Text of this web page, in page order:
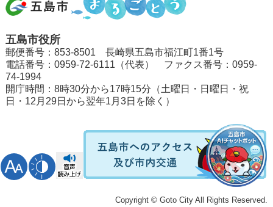
五島市役所
郵便番号：853-8501 長崎県五島市福江町1番1号
電話番号：0959-72-6111（代表） ファクス番号：0959-
74-1994
開庁時間：8時30分から17時15分（土曜日・日曜日・祝
日・12月29日から翌年1月3日を除く）
Copyright © Goto City All Rights Reserved.